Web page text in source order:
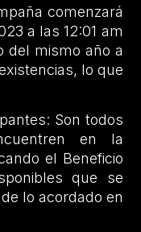
comenzará
a las 12:01 am
del mismo año a
lo que
Son todos
en la
el Beneficio
que se
lo acordado en